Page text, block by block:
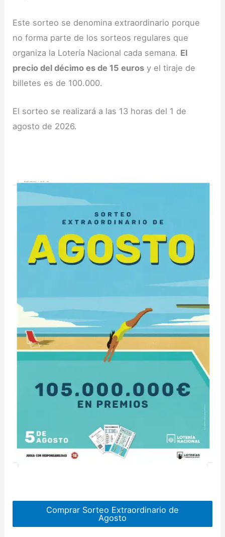
Este sorteo se denomina extraordinario porque
no forma parte de los sorteos regulares que
organiza la Lotería Nacional cada semana. El
precio del décimo es de 15 euros y el tiraje de
billetes es de 100.000.
El sorteo se realizará a las 13 horas del 1 de
agosto de 2026.
Comprar Sorteo Extraordinario de
Agosto